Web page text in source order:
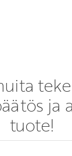
ja
tuote!